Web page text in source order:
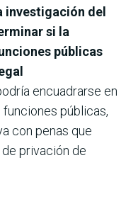
investigación del
si la
públicas
encuadrarse en
públicas,
con penas que
privación de